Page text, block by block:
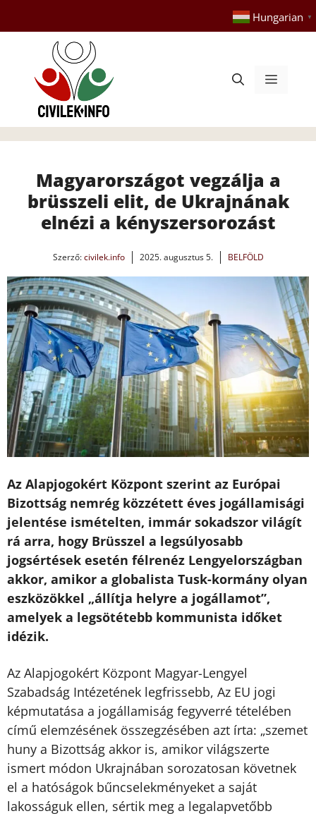
tartalomba
Hungarian ▼
Menü
Magyarországot vegzálja a
brüsszeli elit, de Ukrajnának
elnézi a kényszersorozást
Szerző:civilek.info 2025. augusztus 5. BELFÖLD
Az Alapjogokért Központ szerint az Európai
Bizottság nemrég közzétett éves jogállamisági
jelentése ismételten, immár sokadszor világít
rá arra, hogy Brüsszel a legsúlyosabb
jogsértések esetén félrenéz Lengyelországban
akkor, amikor a globalista Tusk-kormány olyan
eszközökkel „állítja helyre a jogállamot”,
amelyek a legsötétebb kommunista időket
idézik.
Az Alapjogokért Központ Magyar-Lengyel
Szabadság Intézetének legfrissebb, Az EU jogi
képmutatása a jogállamiság fegyverré tételében
című elemzésének összegzésében azt írta: „szemet
huny a Bizottság akkor is, amikor világszerte
ismert módon Ukrajnában sorozatosan követnek
el a hatóságok bűncselekményeket a saját
lakosságuk ellen, sértik meg a legalapvetőbb